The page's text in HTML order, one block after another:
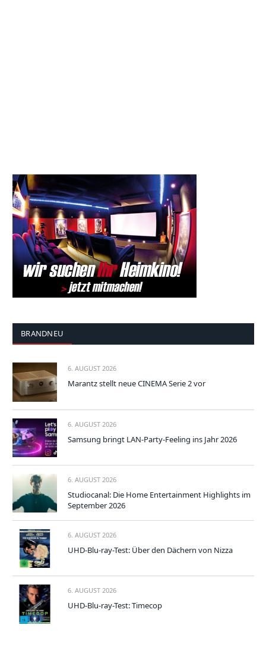
BRANDNEU
6. AUGUST 2026
Marantz stellt neue CINEMA Serie 2 vor
6. AUGUST 2026
Samsung bringt LAN-Party-Feeling ins Jahr 2026
6. AUGUST 2026
Studiocanal: Die Home Entertainment Highlights im
September 2026
6. AUGUST 2026
UHD-Blu-ray-Test: Über den Dächern von Nizza
6. AUGUST 2026
UHD-Blu-ray-Test: Timecop